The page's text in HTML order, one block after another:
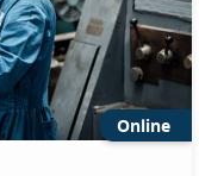
Online